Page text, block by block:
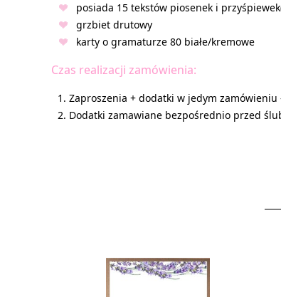
posiada 15 tekstów piosenek i
grzbiet drutowy
karty o gramaturze 80 białe/kremowe
Czas realizacji zamówienia:
Zaproszenia + dodatki w jedym
Dodatki zamawiane bezpośrednio przed